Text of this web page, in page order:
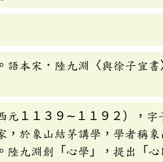
本宋．陸九淵〈與徐子宜書
元１１３９∼１１９２），字
，於象山結茅講學，學者稱
九淵創「心學」，提出「